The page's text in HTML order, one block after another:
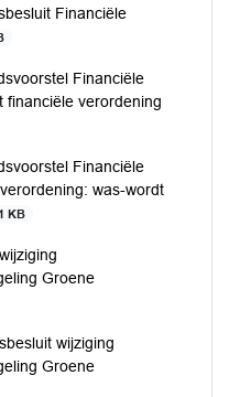
Financiële
Financiële
financiële verordening
Financiële
was-wordt
KB
Groene
wijziging
Groene